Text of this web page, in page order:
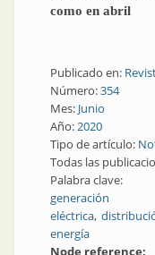
como en abril
Publicado en:
Número:354
Mes: Junio
Año:2020
Tipo de artículo:
Todas las
Palabra clave:
generación
eléctrica
energía
Node reference: